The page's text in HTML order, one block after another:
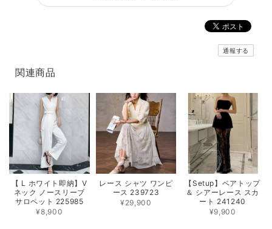
通報する
関連商品
【 L ホワイト即納】V
ネック ノースリーブ
サロペット 225985
¥8,900
レース シャツ ワンピ
ース 239723
¥29,900
【Setup】ベアトップ
＆ シアーレース スカ
ート 241240
¥9,900